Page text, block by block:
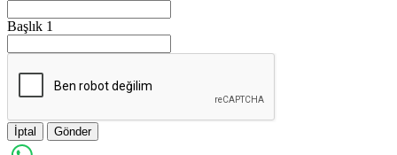
Başlık 1
İptal Gönder